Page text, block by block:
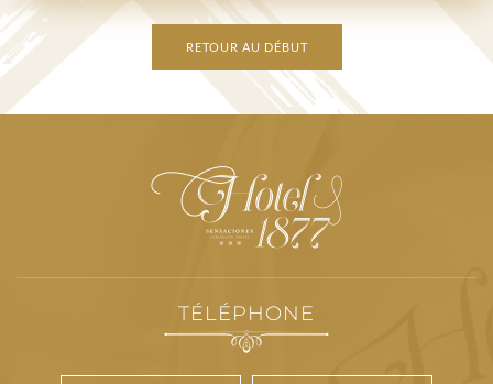
RETOUR AU DÉBUT
TÉLÉPHONE